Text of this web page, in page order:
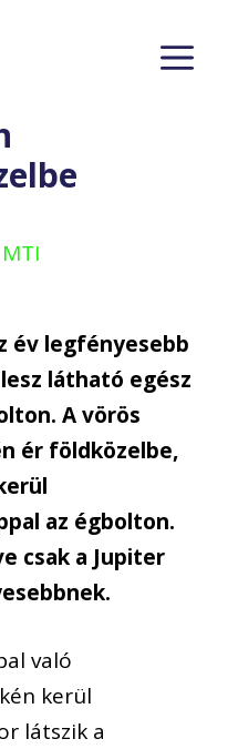
MTI
év legfényesebb
látható egész
A vörös
ér földközelbe,
az égbolton.
csak a Jupiter
való
kerül
látszik a